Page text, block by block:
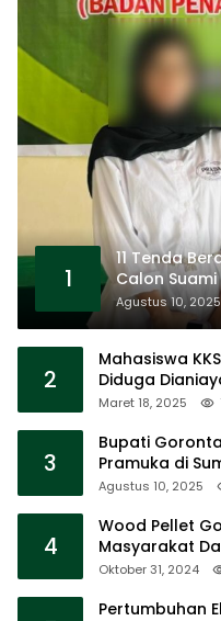
1
11 Tenda
Calon
Agustus 10, 2025
2
Mahasiswa
Diduga
Barat
Maret 18, 2025
3
Bupati
Pramuka di
Agustus 10, 2025
4
Wood Pellet
Masyarakat
Gorontalo
Oktober 31, 2024
Pertumbuhan